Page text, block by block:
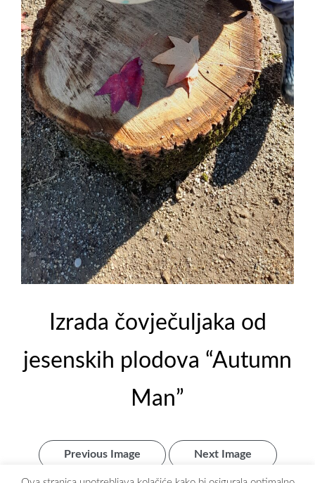
Izrada čovječuljaka od
jesenskih plodova “Autumn
Man”
Previous Image Next Image